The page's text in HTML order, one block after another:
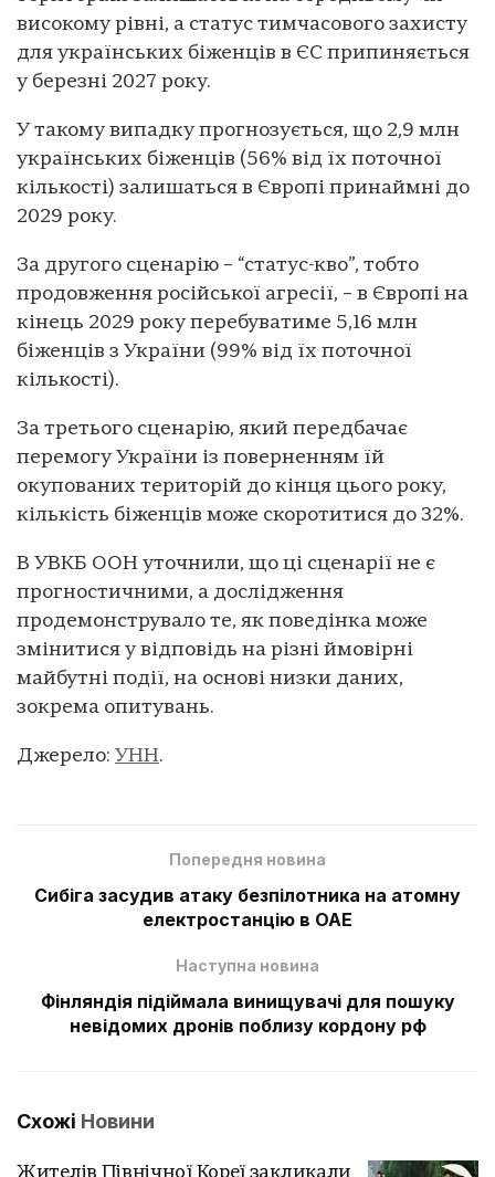
високому рівні, а статус тимчасового захисту
для українських біженців в ЄС припиняється
у березні 2027 року.
У такому випадку прогнозується, що 2,9 млн
українських біженців (56% від їх поточної
кількості) залишаться в Європі принаймні до
2029 року.
За другого сценарію – “статус-кво”, тобто
продовження російської агресії, – в Європі на
кінець 2029 року перебуватиме 5,16 млн
біженців з України (99% від їх поточної
кількості).
За третього сценарію, який передбачає
перемогу України із поверненням їй
окупованих територій до кінця цього року,
кількість біженців може скоротитися до 32%.
В УВКБ ООН уточнили, що ці сценарії не є
прогностичними, а дослідження
продемонструвало те, як поведінка може
змінитися у відповідь на різні ймовірні
майбутні події, на основі низки даних,
зокрема опитувань.
Джерело: УНН.
Попередня новина
Сибіга засудив атаку безпілотника на атомну
електростанцію в ОАЕ
Наступна новина
Фінляндія підіймала винищувачі для пошуку
невідомих дронів поблизу кордону рф
Схожі Новини
Жителів Північної Кореї закликали